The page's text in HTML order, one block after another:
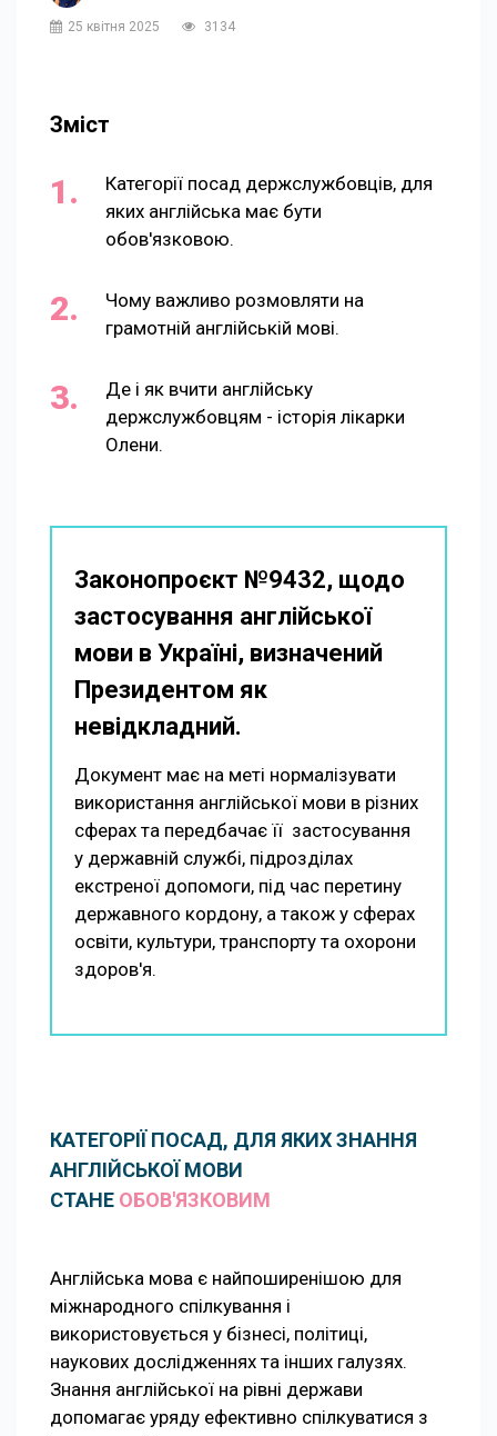
25 квітня 2025 3134
Зміст
Категорії посад держслужбовців, для
яких англійська має бути
обов'язковою.
Чому важливо розмовляти на
грамотній англійській мові.
Де і як вчити англійську
держслужбовцям - історія лікарки
Олени.
Законопроєкт №9432, щодо
застосування англійської
мови в Україні, визначений
Президентом як
невідкладний.
Документ має на меті нормалізувати
використання англійської мови в різних
сферах та передбачає її застосування
у державній службі, підрозділах
екстреної допомоги, під час перетину
державного кордону, а також у сферах
освіти, культури, транспорту та охорони
здоров'я.
КАТЕГОРІЇ ПОСАД, ДЛЯ ЯКИХ ЗНАННЯ
АНГЛІЙСЬКОЇ МОВИ
СТАНЕ ОБОВ'ЯЗКОВИМ
Англійська мова є найпоширенішою для
міжнародного спілкування і
використовується у бізнесі, політиці,
наукових дослідженнях та інших галузях.
Знання англійської на рівні держави
допомагає уряду ефективно спілкуватися з